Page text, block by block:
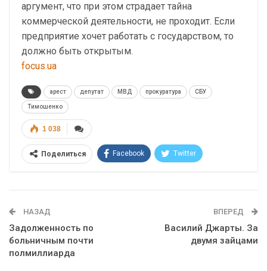
аргумент, что при этом страдает тайна
коммерческой деятельности, не проходит. Если
предприятие хочет работать с государством, то
должно быть открытым.
focus.ua
арест депутат МВД прокуратура СБУ
Тимошенко
1 038
Поделиться Facebook Twitter
НАЗАД
Задолженность по
больничным почти
полмиллиарда
ВПЕРЕД
Василий Джарты. За
двумя зайцами